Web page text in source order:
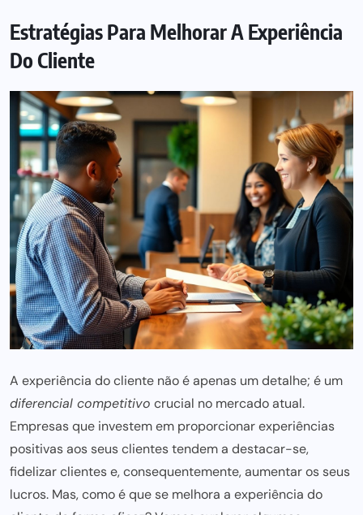
Estratégias Para Melhorar A Experiência
Do Cliente
A experiência do cliente não é apenas um detalhe; é um
diferencial competitivo crucial no mercado atual.
Empresas que investem em proporcionar experiências
positivas aos seus clientes tendem a destacar-se,
fidelizar clientes e, consequentemente, aumentar os seus
lucros. Mas, como é que se melhora a experiência do